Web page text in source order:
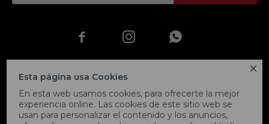

Esta página usa Cookies
En esta web usamos cookies, para ofrecerte la mejor
experiencia online. Las cookies de este sitio web se
usan para personalizar el contenido y los anuncios,
  